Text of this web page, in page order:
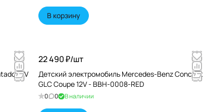
В корзину
SV
22 490 ₽/шт
Детский электромобиль Mercedes-Benz Concept
GLC Coupe 12V - BBH-0008-RED
0 0 В наличии